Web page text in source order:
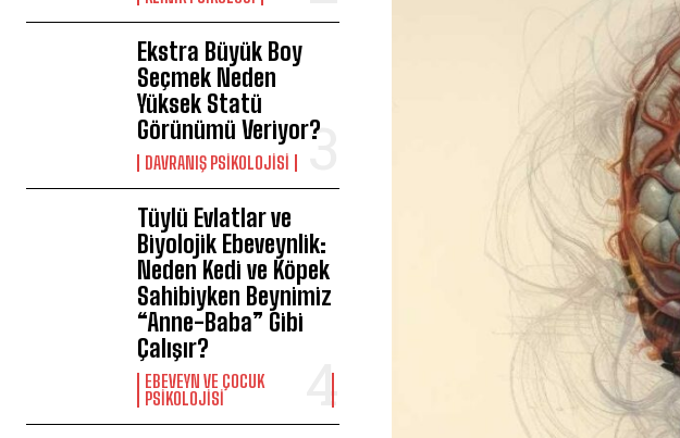
Ekstra Büyük Boy
Seçmek Neden
Yüksek Statü
Görünümü Veriyor?
DAVRANIŞ PSIKOLOJISI
Tüylü Evlatlar ve
Biyolojik Ebeveynlik:
Neden Kedi ve Köpek
Sahibiyken Beynimiz
“Anne-Baba” Gibi
Çalışır?
EBEVEYN VE ÇOCUK
PSIKOLOJISI